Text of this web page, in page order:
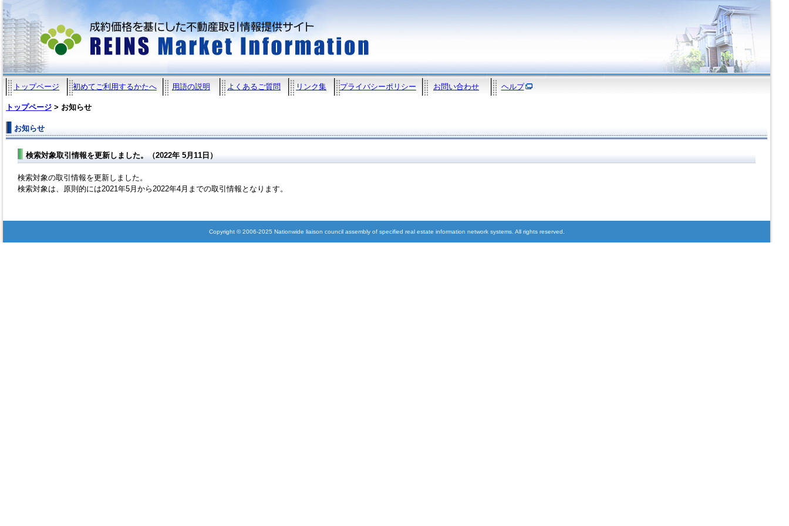
トップページ 初めてご利用するかたへ 用語の説明 よくあるご質問 リンク集 プライバシーポリシー お問い合わせ ヘルプ
トップページ > お知らせ
お知らせ
検索対象取引情報を更新しました。（2022年 5月11日）
検索対象の取引情報を更新しました。
検索対象は、原則的には2021年5月から2022年4月までの取引情報となります。
Copyright © 2006-2025 Nationwide liaison council assembly of specified real estate information network systems. All rights reserved.